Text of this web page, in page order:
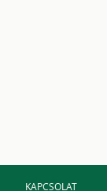
KAPCSOLAT